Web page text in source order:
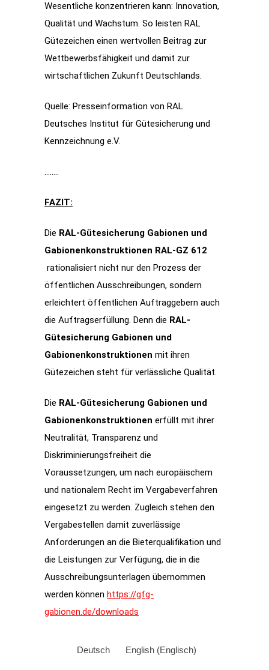
Wesentliche konzentrieren kann: Innovation,
Qualität und Wachstum. So leisten RAL
Gütezeichen einen wertvollen Beitrag zur
Wettbewerbsfähigkeit und damit zur
wirtschaftlichen Zukunft Deutschlands.
Quelle: Presseinformation von RAL
Deutsches Institut für Gütesicherung und
Kennzeichnung e.V.
……..
FAZIT:
Die RAL-Gütesicherung Gabionen und
Gabionenkonstruktionen RAL-GZ 612
rationalisiert nicht nur den Prozess der
öffentlichen Ausschreibungen, sondern
erleichtert öffentlichen Auftraggebern auch
die Auftragserfüllung. Denn die RAL-
Gütesicherung Gabionen und
Gabionenkonstruktionen mit ihren
Gütezeichen steht für verlässliche Qualität.
Die RAL-Gütesicherung Gabionen und
Gabionenkonstruktionen erfüllt mit ihrer
Neutralität, Transparenz und
Diskriminierungsfreiheit die
Voraussetzungen, um nach europäischem
und nationalem Recht im Vergabeverfahren
eingesetzt zu werden. Zugleich stehen den
Vergabestellen damit zuverlässige
Anforderungen an die Bieterqualifikation und
die Leistungen zur Verfügung, die in die
Ausschreibungsunterlagen übernommen
werden können https://gfg-
gabionen.de/downloads
Deutsch English(Englisch)